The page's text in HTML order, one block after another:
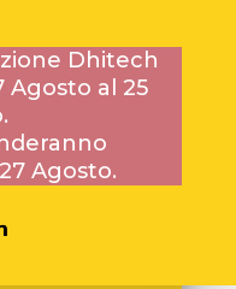
Dhitech
Agosto al 25
Agosto.
FOR